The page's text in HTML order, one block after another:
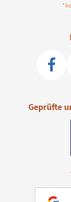
*
Geprüfte